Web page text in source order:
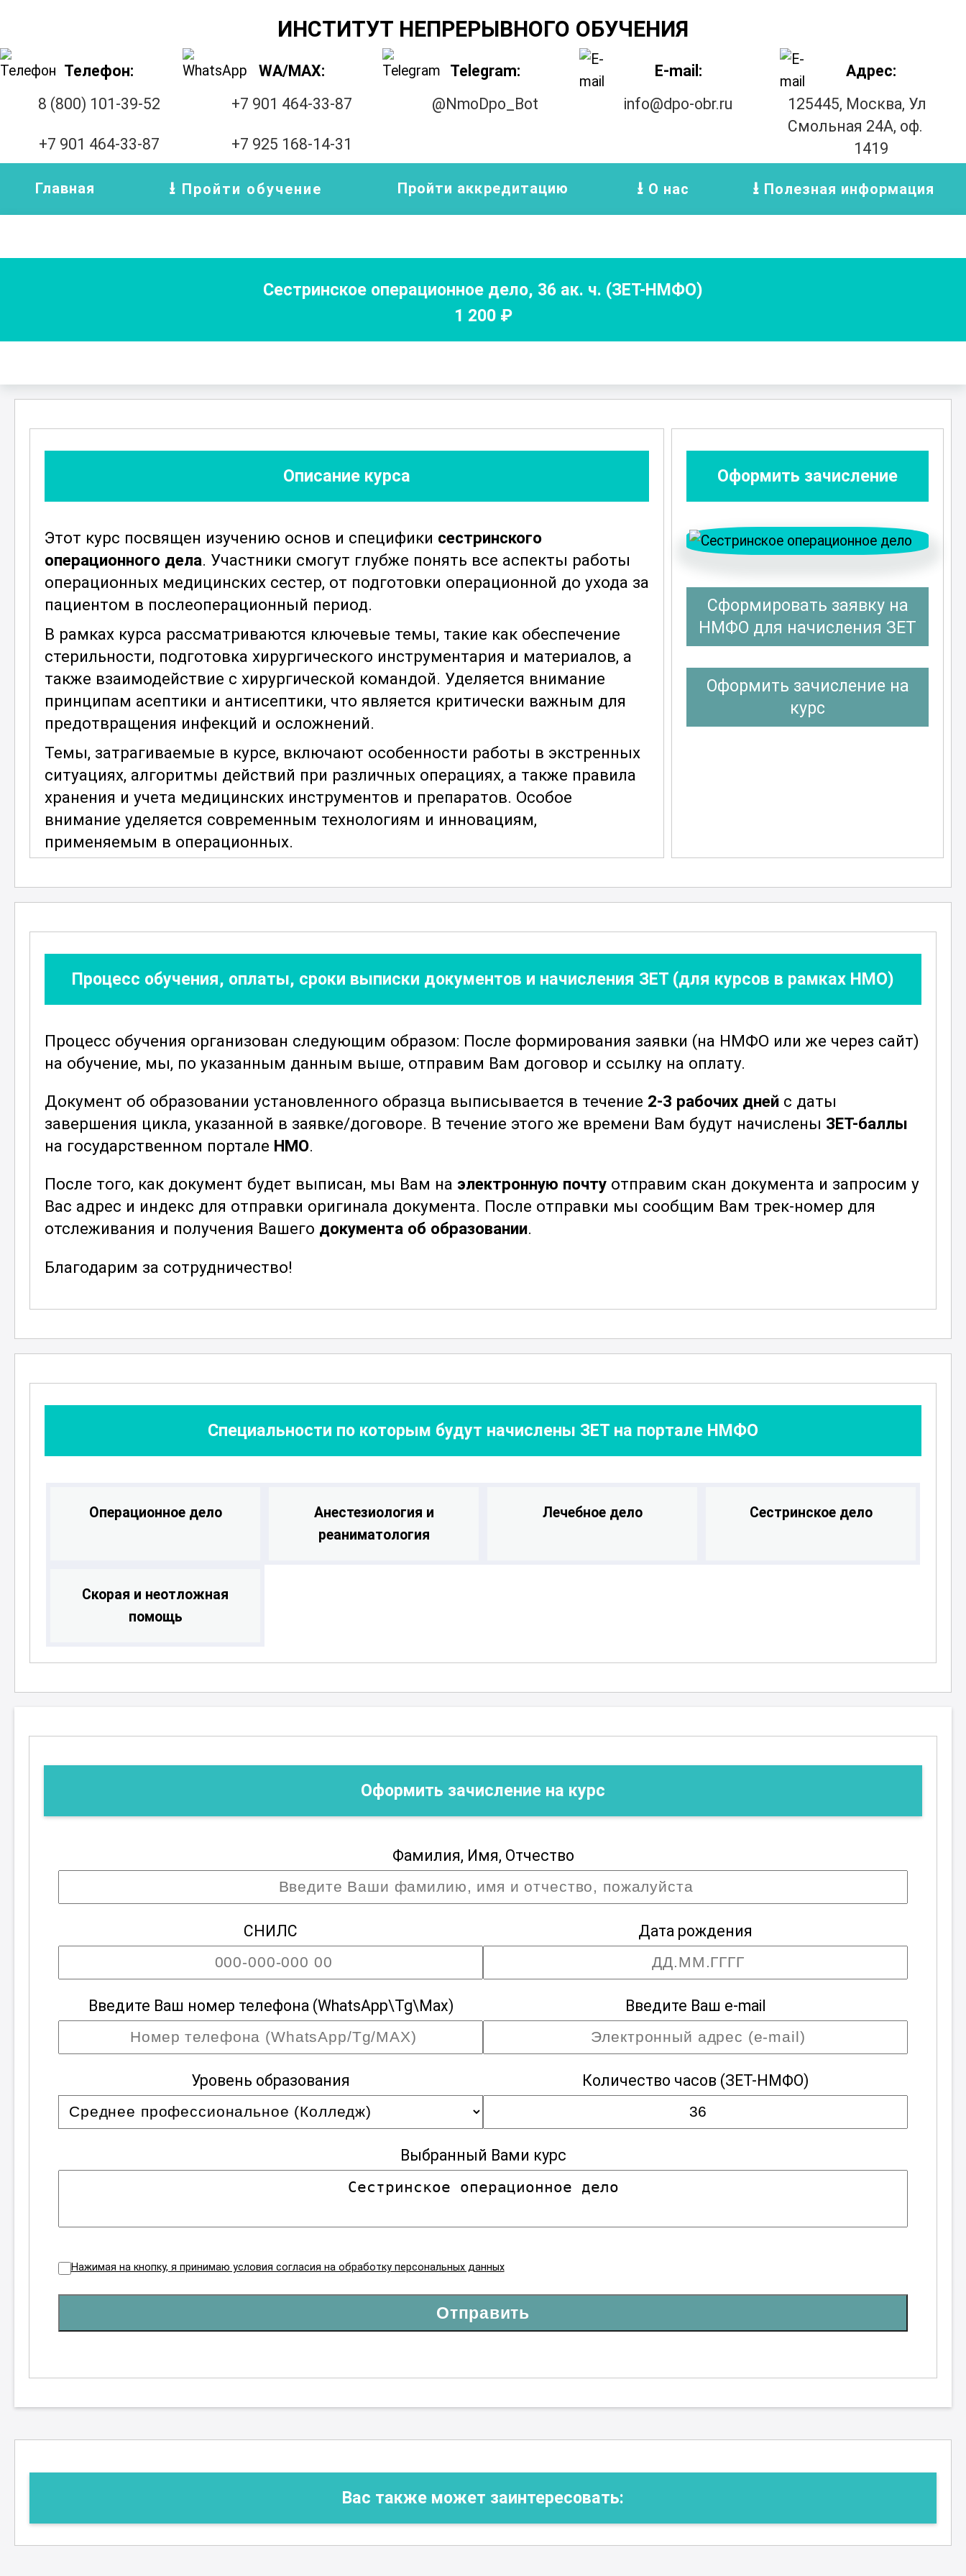
ИНСТИТУТ НЕПРЕРЫВНОГО ОБУЧЕНИЯ
Телефон:
8 (800) 101-39-52
+7 901 464-33-87
WA/MAX:
+7 901 464-33-87
+7 925 168-14-31
Telegram:
@NmoDpo_Bot
E-mail:
info@dpo-obr.ru
Адрес:
125445, Москва, Ул
Смольная 24А, оф.
1419
Главная Пройти обучение Пройти аккредитацию О нас Полезная информация
Сестринское операционное дело, 36 ак. ч. (ЗЕТ-НМФО)
1 200₽
Описание курса
Этот курс посвящен изучению основ и специфики сестринского
операционного дела. Участники смогут глубже понять все аспекты работы
операционных медицинских сестер, от подготовки операционной до ухода за
пациентом в послеоперационный период.
В рамках курса рассматриваются ключевые темы, такие как обеспечение
стерильности, подготовка хирургического инструментария и материалов, а
также взаимодействие с хирургической командой. Уделяется внимание
принципам асептики и антисептики, что является критически важным для
предотвращения инфекций и осложнений.
Темы, затрагиваемые в курсе, включают особенности работы в экстренных
ситуациях, алгоритмы действий при различных операциях, а также правила
хранения и учета медицинских инструментов и препаратов. Особое
внимание уделяется современным технологиям и инновациям,
применяемым в операционных.
хирургическом процессе, научатся эффективно планировать свою работу и
рассмотрен психологический аспект работы, что поможет участникам лучше
понять и поддерживать пациентов в сложных ситуациях.
Курс направлен на углубление профессиональных знаний и навыков,
с последними научными исследованиями и рекомендациями в области
сестринского операционного дела, что поможет им оставаться в курсе
современных тенденций и подходов.
Курс включает теоретические и практические элементы, что позволяет
участникам максимально полно и глубоко освоить материал. Этот подход
помогает не только понять теоретические основы, но и применить их на
практике, что является важным для успешной работы в медицинских
учреждениях.
Знания, полученные в рамках курса, помогут участникам повысить свою
медицины. Это отличный шаг к профессиональному развитию и
Оформить зачисление
Сформировать заявку на
НМФО для начисления ЗЕТ
Оформить зачисление на
курс
Процесс обучения, оплаты, сроки выписки документов и начисления ЗЕТ (для курсов в рамках НМО)
Процесс обучения организован следующим образом: После формирования заявки (на НМФО или же через сайт)
на обучение, мы, по указанным данным выше, отправим Вам договор и ссылку на оплату.
Документ об образовании установленного образца выписывается в течение 2-3 рабочих дней с даты
завершения цикла, указанной в заявке/договоре. В течение этого же времени Вам будут начислены ЗЕТ-баллы
на государственном портале НМО.
После того, как документ будет выписан, мы Вам на электронную почту отправим скан документа и запросим у
Вас адрес и индекс для отправки оригинала документа. После отправки мы сообщим Вам трек-номер для
отслеживания и получения Вашего документа об образовании.
Благодарим за сотрудничество!
Специальности по которым будут начислены ЗЕТ на портале НМФО
Операционное дело
Анестезиология и
реаниматология
Лечебное дело Сестринское дело
Скорая и неотложная
помощь
Оформить зачисление на курс
Фамилия, Имя, Отчество
СНИЛС Дата рождения
Введите Ваш номер телефона (WhatsApp\Tg\Max) Введите Ваш e-mail
Уровень образования Количество часов (ЗЕТ-НМФО)
Выбранный Вами курс
Нажимая на кнопку, я принимаю условия согласия на обработку персональных данных
Отправить
Вас также может заинтересовать: